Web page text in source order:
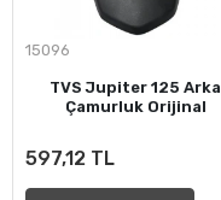
15096
TVS Jupiter 125 Arka
Çamurluk Orijinal
597,12 TL